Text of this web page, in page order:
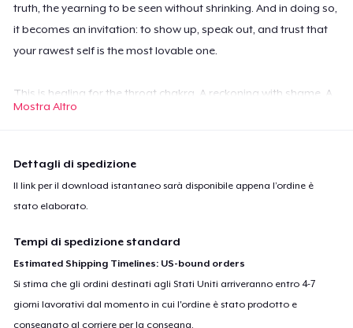
truth, the yearning to be seen without shrinking. And in doing so,
it becomes an invitation: to show up, speak out, and trust that
your rawest self is the most lovable one.
This is healing for the throat chakra. A reckoning with shame. A
call to courage.
Hold my truth like a note I bend.
What if I speak and they walk away?
So I smile instead, let silence stay.
Mostra Altro
Dettagli di spedizione
Il link per il download istantaneo sarà disponibile appena l’ordine è
stato elaborato.
Tempi di spedizione standard
Estimated Shipping Timelines: US-bound orders
Si stima che gli ordini destinati agli Stati Uniti arriveranno entro 4-7
giorni lavorativi dal momento in cui l'ordine è stato prodotto e
consegnato al corriere per la consegna.